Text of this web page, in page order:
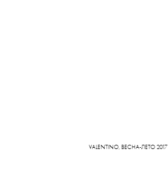
VALENTINO, ВЕСНА-ЛЕТО 2017